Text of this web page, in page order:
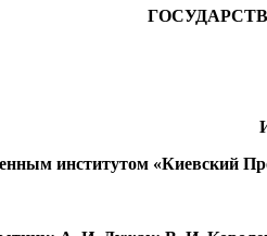
институтом «Киевский